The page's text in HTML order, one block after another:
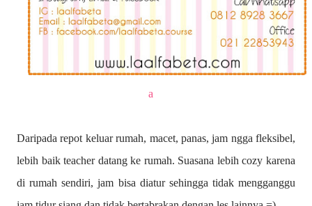
a
Daripada repot keluar rumah, macet, panas, jam ngga fleksibel,
lebih baik teacher datang ke rumah. Suasana lebih cozy karena
di rumah sendiri, jam bisa diatur sehingga tidak mengganggu